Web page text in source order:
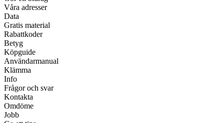
Våra adresser
Data
Gratis material
Rabattkoder
Betyg
Köpguide
Användarmanual
Klämma
Info
Frågor och svar
Kontakta
Omdöme
Jobb